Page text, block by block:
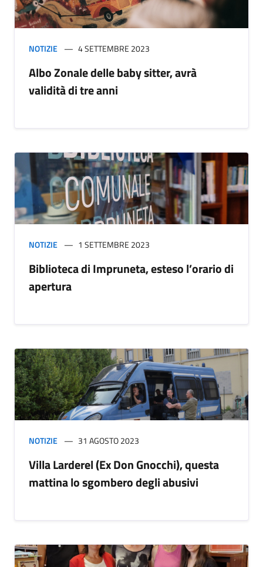
NOTIZIE 4 SETTEMBRE 2023
Albo Zonale delle baby sitter, avrà
validità di tre anni
NOTIZIE 1 SETTEMBRE 2023
Biblioteca di Impruneta, esteso l’orario di
apertura
NOTIZIE 31 AGOSTO 2023
Villa Larderel (Ex Don Gnocchi), questa
mattina lo sgombero degli abusivi